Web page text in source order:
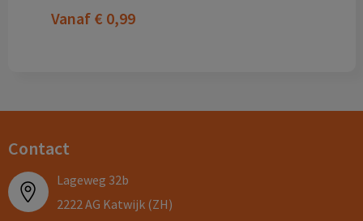
Vanaf € 0,99
Contact
Lageweg 32b
2222 AG Katwijk (ZH)